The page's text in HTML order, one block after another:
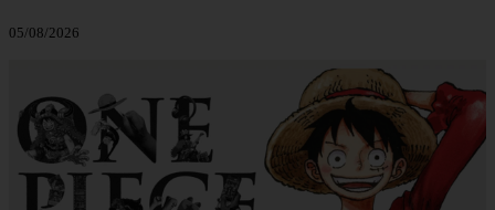
05/08/2026